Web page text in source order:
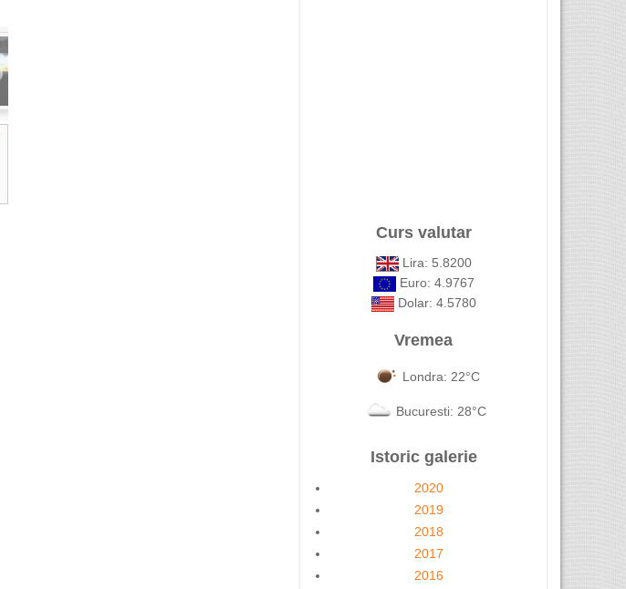
Curs valutar
Lira: 5.8200
Euro: 4.9767
Dolar: 4.5780
Vremea
Londra: 22°C
Bucuresti: 28°C
Istoric galerie
2020
2019
2018
2017
2016